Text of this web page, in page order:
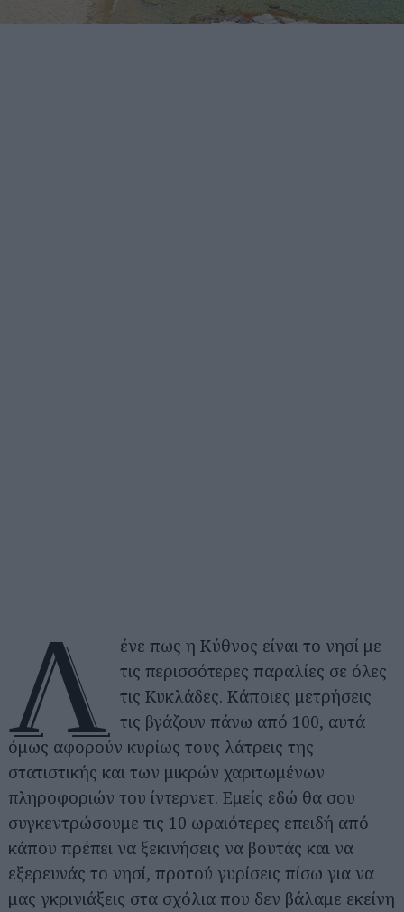
Λ
ένε πως η Κύθνος είναι το νησί με
τις περισσότερες παραλίες σε όλες
τις Κυκλάδες. Κάποιες μετρήσεις
τις βγάζουν πάνω από 100, αυτά
όμως αφορούν κυρίως τους λάτρεις της
στατιστικής και των μικρών χαριτωμένων
πληροφοριών του ίντερνετ. Εμείς εδώ θα σου
συγκεντρώσουμε τις 10 ωραιότερες επειδή από
κάπου πρέπει να ξεκινήσεις να βουτάς και να
εξερευνάς το νησί, προτού γυρίσεις πίσω για να
μας γκρινιάξεις στα σχόλια που δεν βάλαμε εκείνη